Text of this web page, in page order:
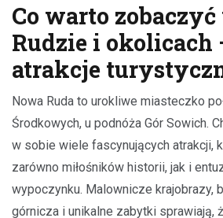
Co warto
Rudzie i
atrakcje
Nowa Ruda to urokliwe miasteczko
Środkowych, u podnóża Gór Sowich.
w sobie wiele fascynujących atrakcji,
zarówno miłośników historii, jak i
wypoczynku. Malownicze krajobrazy,
górnicza i unikalne zabytki sprawiają,